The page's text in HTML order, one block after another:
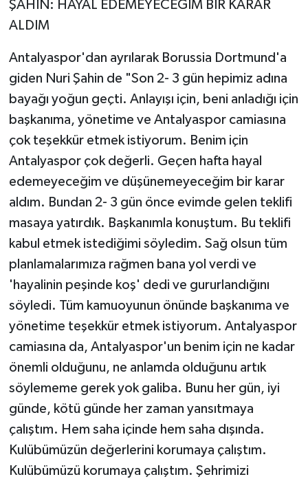
ŞAHİN: HAYAL EDEMEYECEĞİM BİR KARAR
ALDIM
Antalyaspor'dan ayrılarak Borussia Dortmund'a
giden Nuri Şahin de "Son 2- 3 gün hepimiz adına
bayağı yoğun geçti. Anlayışı için, beni anladığı için
başkanıma, yönetime ve Antalyaspor camiasına
çok teşekkür etmek istiyorum. Benim için
Antalyaspor çok değerli. Geçen hafta hayal
edemeyeceğim ve düşünemeyeceğim bir karar
aldım. Bundan 2- 3 gün önce evimde gelen teklifi
masaya yatırdık. Başkanımla konuştum. Bu teklifi
kabul etmek istediğimi söyledim. Sağ olsun tüm
planlamalarımıza rağmen bana yol verdi ve
'hayalinin peşinde koş' dedi ve gururlandığını
söyledi. Tüm kamuoyunun önünde başkanıma ve
yönetime teşekkür etmek istiyorum. Antalyaspor
camiasına da, Antalyaspor'un benim için ne kadar
önemli olduğunu, ne anlamda olduğunu artık
söylememe gerek yok galiba. Bunu her gün, iyi
günde, kötü günde her zaman yansıtmaya
çalıştım. Hem saha içinde hem saha dışında.
Kulübümüzün değerlerini korumaya çalıştım.
Kulübümüzü korumaya çalıştım. Şehrimizi